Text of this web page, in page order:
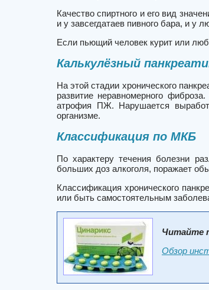
Качество спиртного и его вид
и у завсегдатаев пивного бара, и у
Если пьющий человек курит или
Калькулёзный
На этой стадии хронического
развитие неравномерного
атрофия ПЖ. Нарушается
организме.
Классификация по МКБ
По характеру течения болезни
больших доз алкоголя, поражает
Классификация хронического
или быть самостоятельным
Читайте
Обзор